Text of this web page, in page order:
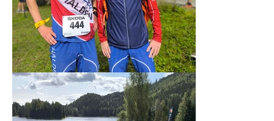
Høiåssuget
Historie
Veteranmesterskapet
NYHETER